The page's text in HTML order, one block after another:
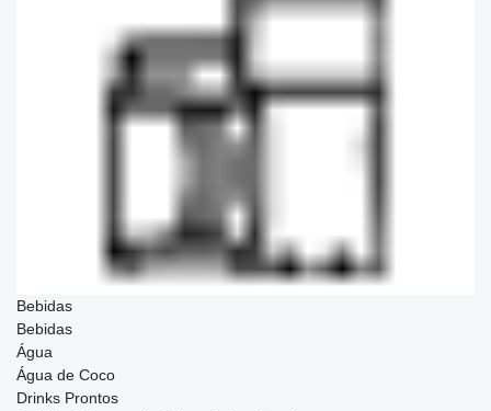
Bebidas
Bebidas
Água
Água de Coco
Drinks Prontos